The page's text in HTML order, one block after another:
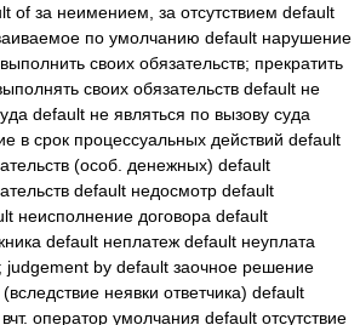
of за неимением, за отсутствием default
по умолчанию default нарушение
своих обязательств; прекратить
своих обязательств default не
default не являться по вызову суда
в срок процессуальных действий default
(особ. денежных) default
default недосмотр default
неисполнение договора default
default неплатеж default неуплата
judgement by default заочное решение
неявки ответчика) default
оператор умолчания default отсутствие